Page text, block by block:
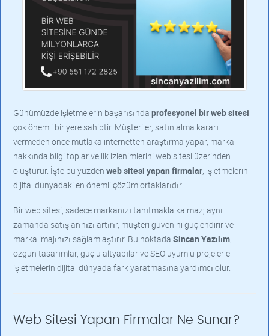
Günümüzde işletmelerin başarısında profesyonel bir web sitesi
çok önemli bir yere sahiptir. Müşteriler, satın alma kararı
vermeden önce mutlaka internetten araştırma yapar, marka
hakkında bilgi toplar ve ilk izlenimlerini web sitesi üzerinden
oluşturur. İşte bu yüzden web sitesi yapan firmalar, işletmelerin
dijital dünyadaki en önemli çözüm ortaklarıdır.
Bir web sitesi, sadece markanızı tanıtmakla kalmaz; aynı
zamanda satışlarınızı artırır, müşteri güvenini güçlendirir ve
marka imajınızı sağlamlaştırır. Bu noktada Sincan Yazılım,
özgün tasarımlar, güçlü altyapılar ve SEO uyumlu projelerle
işletmelerin dijital dünyada fark yaratmasına yardımcı olur.
Web Sitesi Yapan Firmalar Ne Sunar?